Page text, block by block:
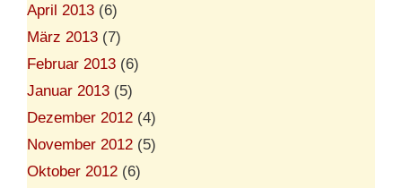
April 2013 (6)
März 2013 (7)
Februar 2013 (6)
Januar 2013 (5)
Dezember 2012 (4)
November 2012 (5)
Oktober 2012 (6)